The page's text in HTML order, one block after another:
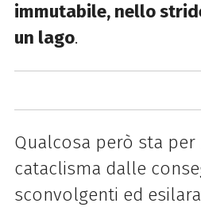
immutabile, nello
un lago.
Qualcosa però sta per
cataclisma dalle
sconvolgenti ed